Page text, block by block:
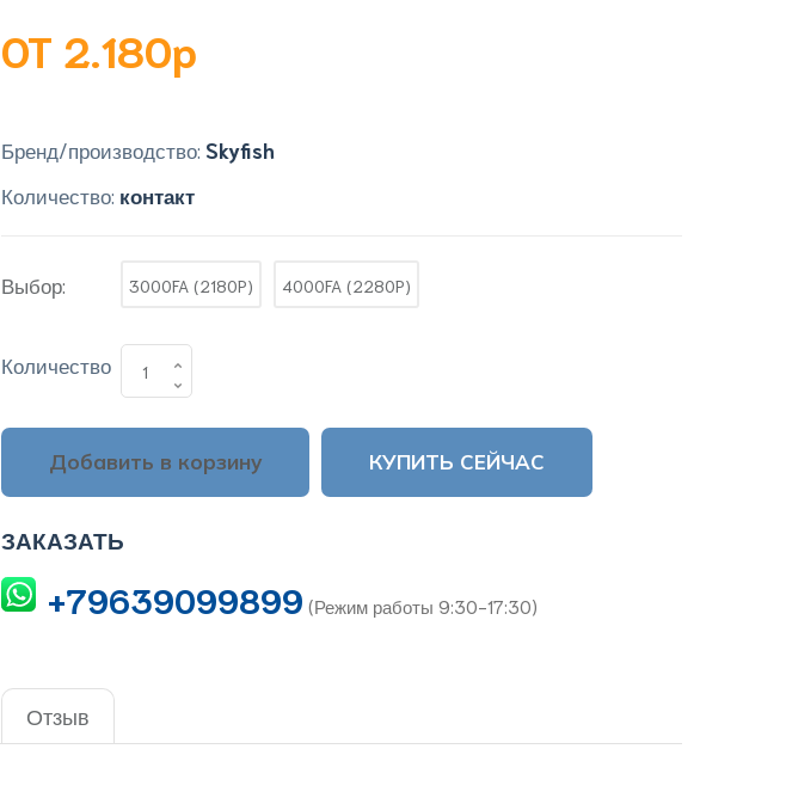
OT 2.180p
Бренд/производство: Skyfish
Количество: контакт
Выбор: 3000FA (2180P) 4000FA (2280P)
Количество
Добавить в корзину КУПИТЬ СЕЙЧАС
ЗАКАЗАТЬ
+79639099899 (Режим работы 9:30-17:30)
Отзыв